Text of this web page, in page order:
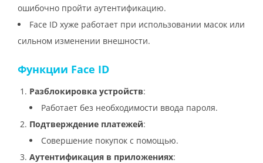
ошибочно пройти аутентификацию.
Face ID хуже работает при использовании масок или
сильном изменении внешности.
Функции Face ID
Разблокировка устройств:
Работает без необходимости ввода пароля.
Подтверждение платежей:
Совершение покупок с помощью.
Аутентификация в приложениях: